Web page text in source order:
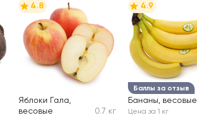
4.8
Яблоки Гала,
весовые
0.7 кг
Баллы за отзыв
4.9
Бананы, весовые
Цена за 1 кг